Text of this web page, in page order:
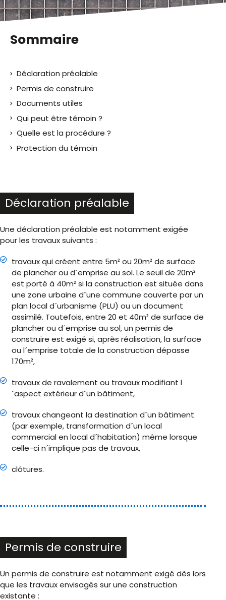
Sommaire
Déclaration préalable
Permis de construire
Documents utiles
Qui peut être témoin ?
Quelle est la procédure ?
Protection du témoin
Déclaration préalable
Une déclaration préalable est notamment exigée
pour les travaux suivants :
travaux qui créent entre 5m² ou 20m² de surface
de plancher ou d´emprise au sol. Le seuil de 20m²
est porté à 40m² si la construction est située dans
une zone urbaine d´une commune couverte par un
plan local d´urbanisme (PLU) ou un document
assimilé. Toutefois, entre 20 et 40m² de surface de
plancher ou d´emprise au sol, un permis de
construire est exigé si, après réalisation, la surface
ou l´emprise totale de la construction dépasse
170m²,
travaux de ravalement ou travaux modifiant l
´aspect extérieur d´un bâtiment,
travaux changeant la destination d´un bâtiment
(par exemple, transformation d´un local
commercial en local d´habitation) même lorsque
celle-ci n´implique pas de travaux,
clôtures.
Permis de construire
Un permis de construire est notamment exigé dès lors
que les travaux envisagés sur une construction
existante :